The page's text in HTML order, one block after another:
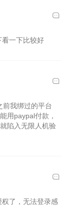
一下比较好
前我绑过的平台
用paypal付款，
陷入无限人机验
了，无法登录感